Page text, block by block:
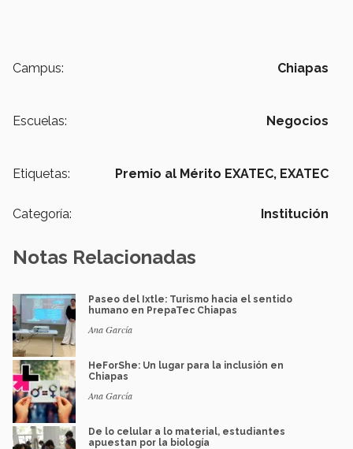
Campus: Chiapas
Escuelas: Negocios
Etiquetas: Premio al Mérito EXATEC, EXATEC
Categoría: Institución
Notas Relacionadas
Paseo del Ixtle: Turismo hacia el sentido
humano en PrepaTec Chiapas
Ana García
HeForShe: Un lugar para la inclusión en
Chiapas
Ana García
De lo celular a lo material, estudiantes
apuestan por la biología